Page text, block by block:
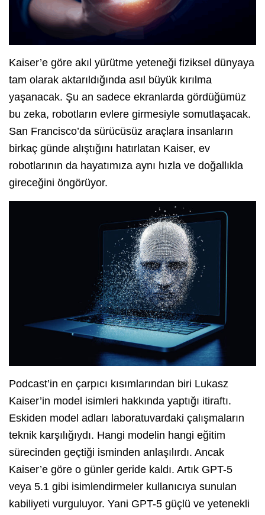
Kaiser’e göre akıl yürütme yeteneği fiziksel dünyaya
tam olarak aktarıldığında asıl büyük kırılma
yaşanacak. Şu an sadece ekranlarda gördüğümüz
bu zeka, robotların evlere girmesiyle somutlaşacak.
San Francisco’da sürücüsüz araçlara insanların
birkaç günde alıştığını hatırlatan Kaiser, ev
robotlarının da hayatımıza aynı hızla ve doğallıkla
gireceğini öngörüyor.
Podcast’in en çarpıcı kısımlarından biri Lukasz
Kaiser’in model isimleri hakkında yaptığı itiraftı.
Eskiden model adları laboratuvardaki çalışmaların
teknik karşılığıydı. Hangi modelin hangi eğitim
sürecinden geçtiği isminden anlaşılırdı. Ancak
Kaiser’e göre o günler geride kaldı. Artık GPT-5
veya 5.1 gibi isimlendirmeler kullanıcıya sunulan
kabiliyeti vurguluyor. Yani GPT-5 güçlü ve yetenekli